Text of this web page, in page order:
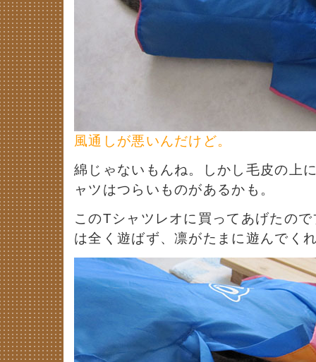
風通しが悪いんだけど。
綿じゃないもんね。しかし毛皮の上
ャツはつらいものがあるかも。
このTシャツレオに買ってあげたの
は全く遊ばず、凛がたまに遊んでく